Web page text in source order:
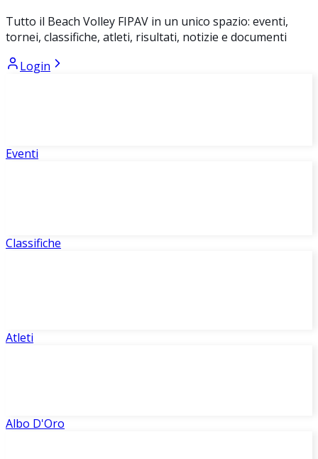
Tutto il Beach Volley FIPAV in un unico spazio: eventi,
tornei, classifiche, atleti, risultati, notizie e documenti
Login
Eventi
Classifiche
Atleti
Albo D'Oro